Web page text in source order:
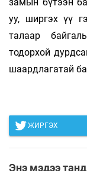
замын бүтээн
уу, ширгэх үү
талаар
тодорхой
шаардлагатай
ЖИРГЭХ
Энэ мэдээ